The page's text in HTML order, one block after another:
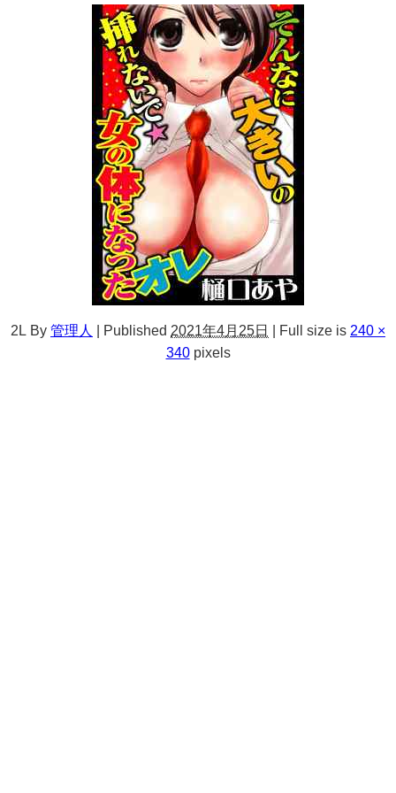
2L By 管理人 Published 2021年4月25日 Full size is 240 ×
340pixels